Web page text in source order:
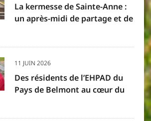
La kermesse de Sainte-Anne :
un après-midi de partage et de
11 JUIN 2026
Des résidents de l’EHPAD du
Pays de Belmont au cœur du